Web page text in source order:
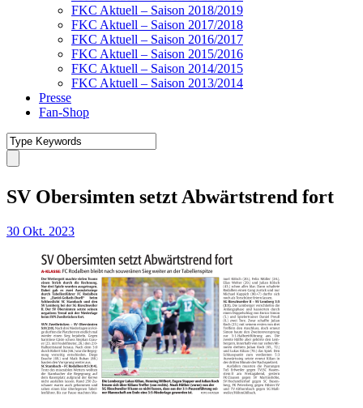
FKC Aktuell – Saison 2018/2019
FKC Aktuell – Saison 2017/2018
FKC Aktuell – Saison 2016/2017
FKC Aktuell – Saison 2015/2016
FKC Aktuell – Saison 2014/2015
FKC Aktuell – Saison 2013/2014
Presse
Fan-Shop
SV Obersimten setzt Abwärtstrend fort
30 Okt. 2023